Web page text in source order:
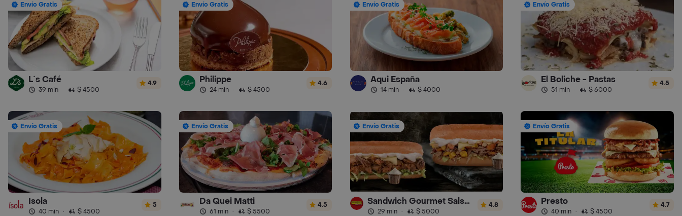
Envío Gratis
L´s Café
39 min · $ 4500
4.9
Envío Gratis
Philippe
24 min · $ 4500
4.6
Envío Gratis
Aqui España
14 min · $ 4000
Envío Gratis
El Boliche - Pastas
51 min · $ 6000
4.5
Envío Gratis
Isola
40 min · $ 4500
5
Envío Gratis
Da Quei Matti
61 min · $ 5500
4.5
Envío Gratis
Sandwich Gourmet Salsa de Ajo
29 min · $ 5000
4.8
Envío Gratis
Presto
40 min · $ 4500
4.7